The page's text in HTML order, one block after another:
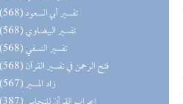
(568) تفسير أبي السعود
(568) تفسير البيضاوي
(568) تفسير النسفي
(568) فتح الرحمن في تفسير القرآن
(567) زاد المسير